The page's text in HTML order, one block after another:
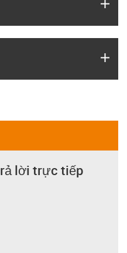
lời trực tiếp